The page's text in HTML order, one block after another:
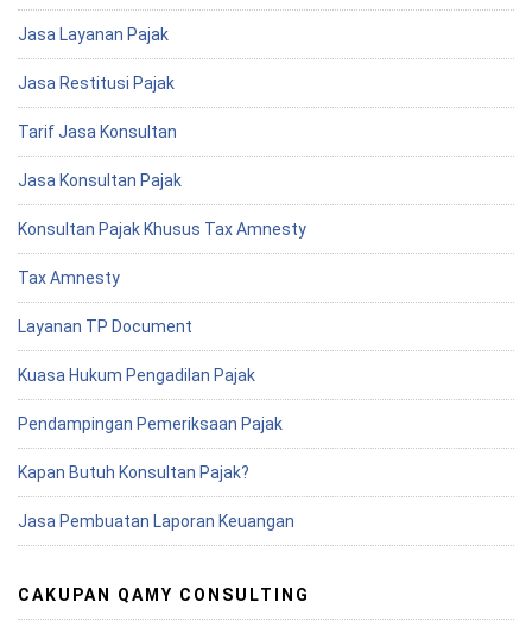
Jasa Layanan Pajak
Jasa Restitusi Pajak
Tarif Jasa Konsultan
Jasa Konsultan Pajak
Konsultan Pajak Khusus Tax Amnesty
Tax Amnesty
Layanan TP Document
Kuasa Hukum Pengadilan Pajak
Pendampingan Pemeriksaan Pajak
Kapan Butuh Konsultan Pajak?
Jasa Pembuatan Laporan Keuangan
CAKUPAN QAMY CONSULTING